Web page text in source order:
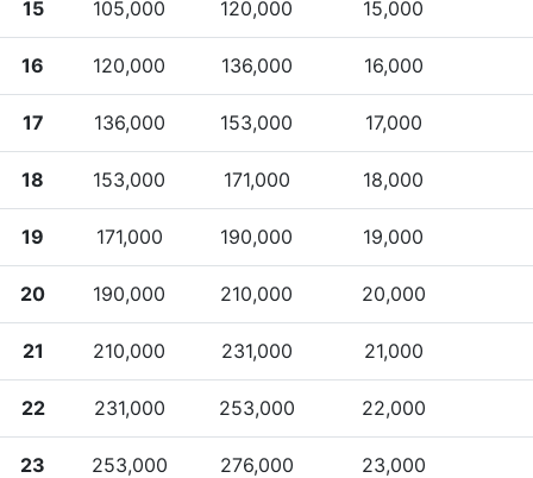
15 105,000 120,000 15,000
16 120,000 136,000 16,000
17 136,000 153,000 17,000
18 153,000 171,000 18,000
19 171,000 190,000 19,000
20 190,000 210,000 20,000
21 210,000 231,000 21,000
22 231,000 253,000 22,000
23 253,000 276,000 23,000